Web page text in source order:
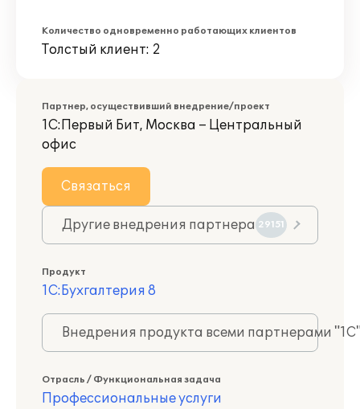
Количество одновременно работающих клиентов
Толстый клиент: 2
Партнер, осуществивший внедрение/проект
1С:Первый Бит, Москва – Центральный
офис
Связаться
Другие внедрения партнера 29151
Продукт
1С:Бухгалтерия 8
Внедрения продукта всеми партнерами
Отрасль / Функциональная задача
Профессиональные услуги